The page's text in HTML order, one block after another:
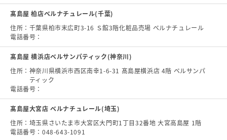
髙島屋 柏店ベルナチュレール(千葉)
住所： 千葉県柏市末広町3-16 Ｓ館3階化粧品売場 ベルナチュレール
電話番号：
髙島屋 横浜店ベルサンパティック(神奈川)
住所： 神奈川県横浜市西区南幸1-6-31 髙島屋横浜店 4階 ベルサンパ
ティック
電話番号：
髙島屋大宮店 ベルナチュレール(埼玉)
住所： 埼玉県さいたま市大宮区大門町1丁目32番地 大宮高島屋 1階
電話番号： 048-643-1091